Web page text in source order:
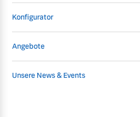
Konfigurator
Angebote
Unsere News & Events